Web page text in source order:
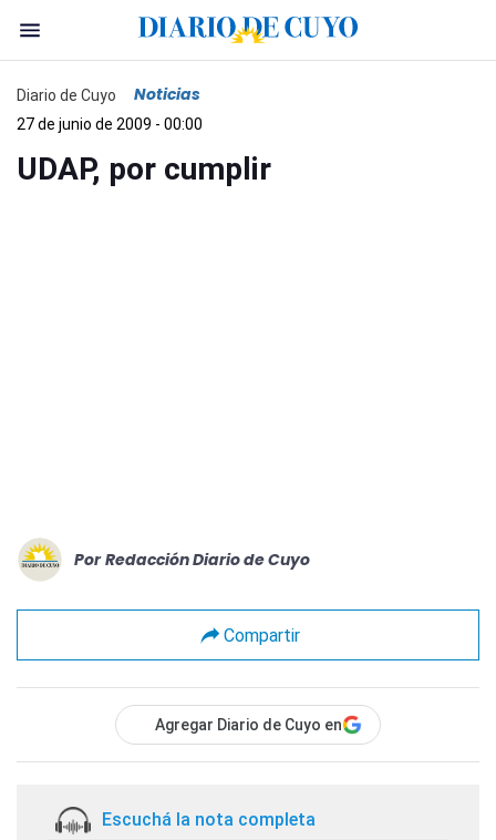
Diario de Cuyo Noticias
27 de junio de 2009 - 00:00
UDAP, por cumplir
Por Redacción Diario de Cuyo
Compartir
Agregar Diario de Cuyo en
Escuchá la nota completa